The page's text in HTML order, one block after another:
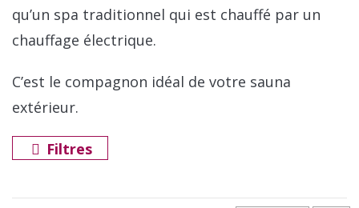
qu’un spa traditionnel qui est chauffé par un
chauffage électrique.
C’est le compagnon idéal de votre sauna
extérieur.
Filtres